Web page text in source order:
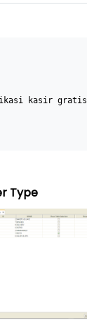
kasir gratis
Type